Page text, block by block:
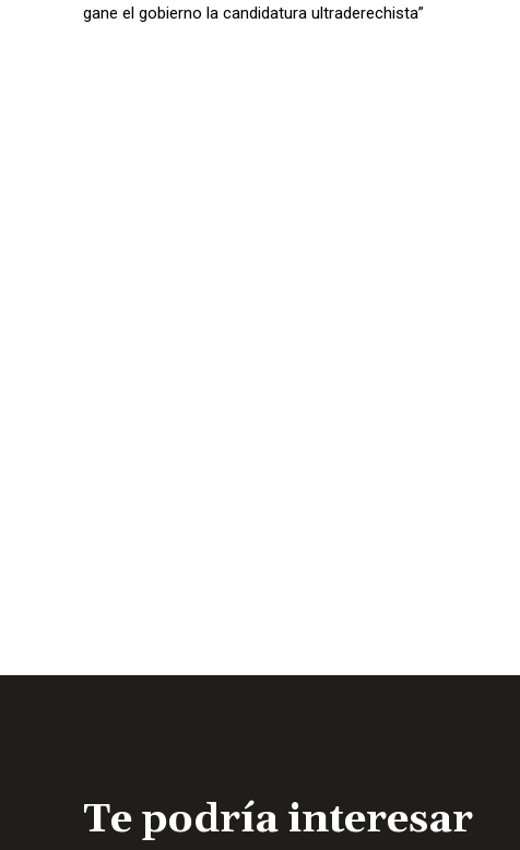
u
gane el gobierno la candidatura ultraderechista”
Te podría interesar